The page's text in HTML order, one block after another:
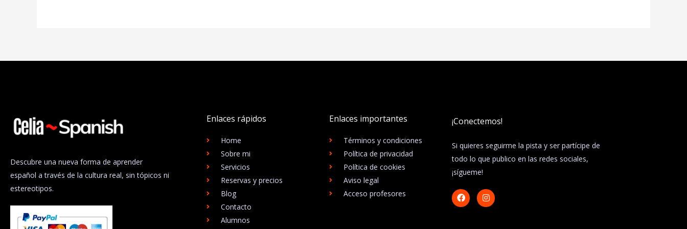
Descubre una nueva forma de aprender
español a través de la cultura real, sin tópicos ni
estereotipos.
Enlaces rápidos
Home
Sobre mi
Servicios
Reservas y precios
Blog
Contacto
Alumnos
Enlaces importantes
Términos y condiciones
Política de privacidad
Política de cookies
Aviso legal
Acceso profesores
¡Conectemos!
Si quieres seguirme la pista y ser partícipe de
todo lo que publico en las redes sociales,
¡sígueme!
F
a
c
I
n
s